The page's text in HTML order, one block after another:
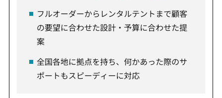
フルオーダーからレンタルテントまで顧客
の要望に合わせた設計・予算に合わせた提
案
全国各地に拠点を持ち、何かあった際のサ
ポートもスピーディーに対応